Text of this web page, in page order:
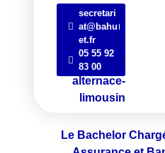
secretari
at@bahu
et.fr
05 55 92
83 00
Le Bachelor